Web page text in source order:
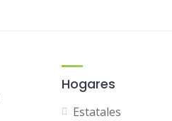
Hogares
Estatales